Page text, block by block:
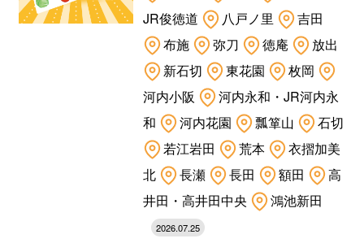
JR俊徳道
八戸ノ里
吉田
布施
弥刀 徳庵
放出
新石切
東花園
枚岡
河内小阪
河内永和・JR河内永
和
河内花園 瓢箪山
石切
若江岩田
荒本
衣摺加美
北
長瀬 長田 額田
高
井田・高井田中央
鴻池新田
2026.07.25